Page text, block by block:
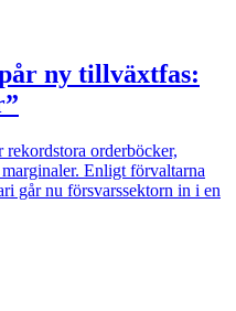
ny tillväxtfas:
orderböcker,
Enligt förvaltarna
går nu försvarssektorn in i en